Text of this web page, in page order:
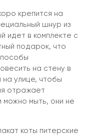
крепится на
шнур из
идет в комплекте с
подарок, что
на стену в
на улице, чтобы
отражает
можно мыть, они не
коты питерские